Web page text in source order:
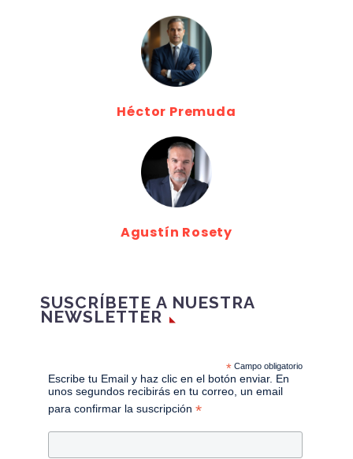
Héctor Premuda
Agustín Rosety
SUSCRÍBETE A NUESTRA
NEWSLETTER
*Campo obligatorio
Escribe tu Email y haz clic en el botón enviar. En
unos segundos recibirás en tu correo, un email
para confirmar la suscripción*